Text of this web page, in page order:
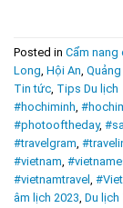
Posted in Cẩm nang
Long, Hội An, Quảng
Tin tức, Tips Du lịch
#hochiminh,
#photooftheday,
#travelgram,
#vietnam,
#vietnamtravel ,
âm lịch 2023, Du lịch